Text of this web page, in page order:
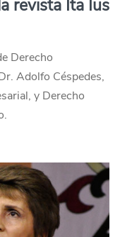
revista Ita Ius
Derecho
Adolfo Céspedes,
y Derecho